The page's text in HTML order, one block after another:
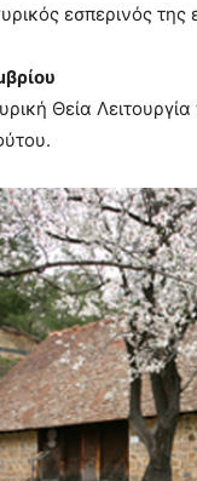
εσπερινός της
Θεία Λειτουργία
.